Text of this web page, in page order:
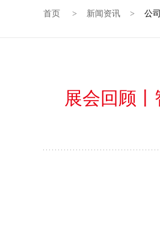
首页 > 新闻资讯 > 公
展会回顾